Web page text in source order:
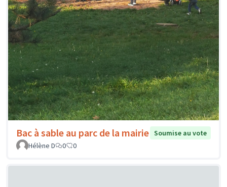
Bac à sable au parc de la mairie Soumise au vote
Hélène D
0 0